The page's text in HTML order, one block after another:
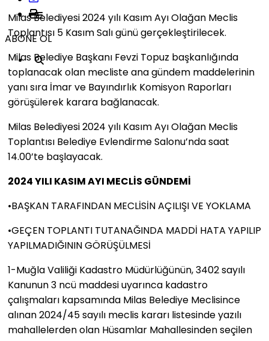
ABONE OL
Milas Belediyesi 2024 yılı Kasım Ayı Olağan Meclis
Toplantısı 5 Kasım Salı günü gerçekleştirilecek.
Milas Belediye Başkanı Fevzi Topuz başkanlığında
toplanacak olan mecliste ana gündem maddelerinin
yanı sıra İmar ve Bayındırlık Komisyon Raporları
görüşülerek karara bağlanacak.
Milas Belediyesi 2024 yılı Kasım Ayı Olağan Meclis
Toplantısı Belediye Evlendirme Salonu’nda saat
14.00’te başlayacak.
2024 YILI KASIM AYI MECLİS GÜNDEMİ
•​BAŞKAN TARAFINDAN MECLİSİN AÇILIŞI VE YOKLAMA
•​GEÇEN TOPLANTI TUTANAĞINDA MADDİ HATA YAPILIP
YAPILMADIĞININ GÖRÜŞÜLMESİ
1-​Muğla Valiliği Kadastro Müdürlüğünün, 3402 sayılı
Kanunun 3 ncü maddesi uyarınca kadastro
çalışmaları kapsamında Milas Belediye Meclisince
alınan 2024/45 sayılı meclis kararı listesinde yazılı
mahallelerden olan Hüsamlar Mahallesinden seçilen